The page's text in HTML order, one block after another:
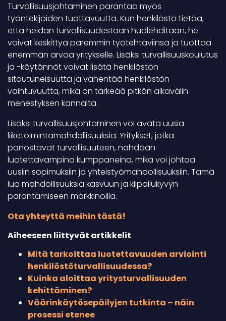
Turvallisuusjohtaminen parantaa myös
työntekijöiden tuottavuutta. Kun henkilöstö tietää,
että heidän turvallisuudestaan huolehditaan, he
voivat keskittyä paremmin työtehtäviinsä ja tuottaa
enemmän arvoa yritykselle. Lisäksi turvallisuuskoulutus
ja -käytännöt voivat lisätä henkilöstön
sitoutuneisuutta ja vähentää henkilöstön
vaihtuvuutta, mikä on tärkeää pitkän aikavälin
menestyksen kannalta.
Lisäksi turvallisuusjohtaminen voi avata uusia
liiketoimintamahdollisuuksia. Yritykset, jotka
panostavat turvallisuuteen, nähdään
luotettavampina kumppaneina, mikä voi johtaa
uusiin sopimuksiin ja yhteistyömahdollisuuksiin. Tämä
luo mahdollisuuksia kasvuun ja kilpailukyvyn
parantamiseen markkinoilla.
Ota yhteyttä meihin tästä!
Aiheeseen liittyvät artikkelit
Mitä tarkoittaa luotettavuuden arviointi
henkilöstöturvallisuudessa?
Kuinka aloittaa yritysturvallisuuden
kehittäminen?
Väärinkäytösepäilyjen tutkinta – näin
prosessi etenee